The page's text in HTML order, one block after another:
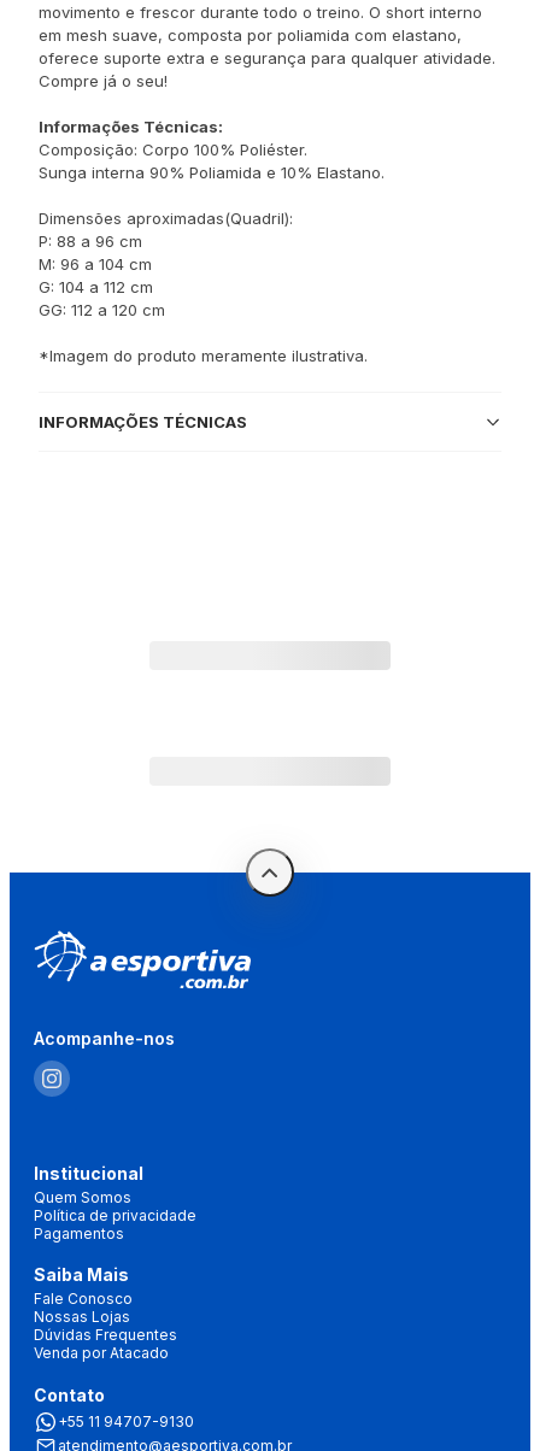
movimento e frescor durante todo o treino. O short interno
em mesh suave, composta por poliamida com elastano,
oferece suporte extra e segurança para qualquer atividade.
Compre já o seu!
Informações Técnicas:
Composição: Corpo 100% Poliéster.
Sunga interna 90% Poliamida e 10% Elastano.
Dimensões aproximadas(Quadril):
P: 88 a 96 cm
M: 96 a 104 cm
G: 104 a 112 cm
GG: 112 a 120 cm
*Imagem do produto meramente ilustrativa.
INFORMAÇÕES TÉCNICAS
Acompanhe-nos
Institucional
Quem Somos
Política de privacidade
Pagamentos
Saiba Mais
Fale Conosco
Nossas Lojas
Dúvidas Frequentes
Venda por Atacado
Contato
+55 11 94707-9130
atendimento@aesportiva.com.br